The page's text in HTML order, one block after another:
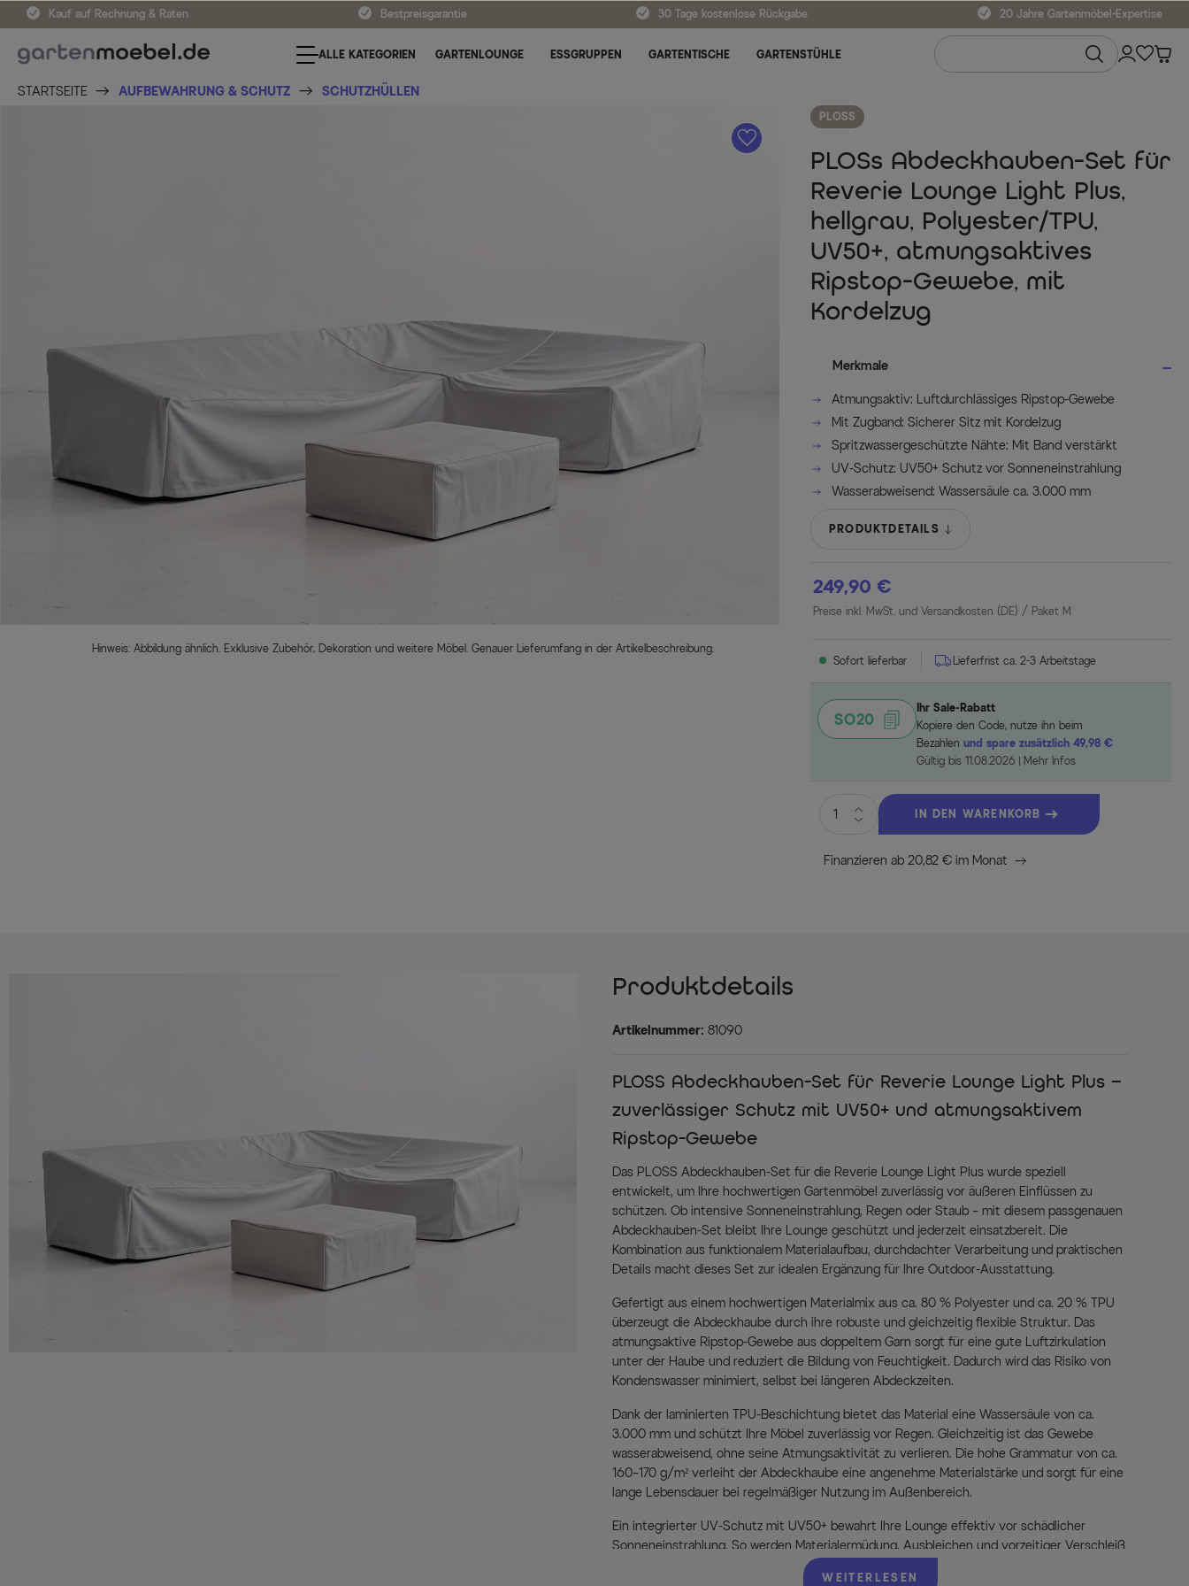
Kauf auf Rechnung & Raten Bestpreisgarantie 30 Tage kostenlose Rückgabe 20 Jahre Gartenmöbel-Expertise
ALLE KATEGORIEN GARTENLOUNGE ESSGRUPPEN GARTENTISCHE GARTENSTÜHLE
STARTSEITE AUFBEWAHRUNG & SCHUTZ SCHUTZHÜLLEN
A
Hinweis: Abbildung ähnlich. Exklusive Zubehör, Dekoration und weitere Möbel. Genauer Lieferumfang in der Artikelbeschreibung.
PLOSS
PLOSs Abdeckhauben-Set für
Reverie Lounge Light Plus,
hellgrau, Polyester/TPU,
UV50+, atmungsaktives
Ripstop-Gewebe, mit
Kordelzug
Merkmale
Atmungsaktiv: Luftdurchlässiges Ripstop-Gewebe
Mit Zugband: Sicherer Sitz mit Kordelzug
Spritzwassergeschützte Nähte: Mit Band verstärkt
UV-Schutz: UV50+ Schutz vor Sonneneinstrahlung
Wasserabweisend: Wassersäule ca. 3.000 mm
PRODUKTDETAILS
249,90 €
Preise inkl. MwSt. und Versandkosten (DE) / Paket M
Sofort lieferbar Lieferfrist ca. 2-3 Arbeitstage
SO20
Ihr Sale-Rabatt
Kopiere den Code, nutze ihn beim
Bezahlenund spare zusätzlich 49,98 €
Gültig bis 11.08.2026
Mehr Infos
IN DEN WARENKORB
Finanzieren ab 20,82 € im Monat
Produktdetails
Artikelnummer: 81090
PLOSS Abdeckhauben-Set für Reverie Lounge Light Plus –
zuverlässiger Schutz mit UV50+ und atmungsaktivem
Ripstop-Gewebe
Das PLOSS Abdeckhauben-Set für die Reverie Lounge Light Plus wurde speziell
entwickelt, um Ihre hochwertigen Gartenmöbel zuverlässig vor äußeren Einflüssen zu
schützen. Ob intensive Sonneneinstrahlung, Regen oder Staub – mit diesem passgenauen
Abdeckhauben-Set bleibt Ihre Lounge geschützt und jederzeit einsatzbereit. Die
Kombination aus funktionalem Materialaufbau, durchdachter Verarbeitung und praktischen
Details macht dieses Set zur idealen Ergänzung für Ihre Outdoor-Ausstattung.
Gefertigt aus einem hochwertigen Materialmix aus ca. 80 % Polyester und ca. 20 % TPU
überzeugt die Abdeckhaube durch ihre robuste und gleichzeitig flexible Struktur. Das
atmungsaktive Ripstop-Gewebe aus doppeltem Garn sorgt für eine gute Luftzirkulation
unter der Haube und reduziert die Bildung von Feuchtigkeit. Dadurch wird das Risiko von
Kondenswasser minimiert, selbst bei längeren Abdeckzeiten.
Dank der laminierten TPU-Beschichtung bietet das Material eine Wassersäule von ca.
3.000 mm und schützt Ihre Möbel zuverlässig vor Regen. Gleichzeitig ist das Gewebe
wasserabweisend, ohne seine Atmungsaktivität zu verlieren. Die hohe Grammatur von ca.
160–170 g/m² verleiht der Abdeckhaube eine angenehme Materialstärke und sorgt für eine
lange Lebensdauer bei regelmäßiger Nutzung im Außenbereich.
Ein integrierter UV-Schutz mit UV50+ bewahrt Ihre Lounge effektiv vor schädlicher
Sonneneinstrahlung. So werden Materialermüdung, Ausbleichen und vorzeitiger Verschleiß
deutlich reduziert. Die hohe Farbechtheit von Stufe 6 sorgt dafür, dass die hellgraue
WEITERLESEN